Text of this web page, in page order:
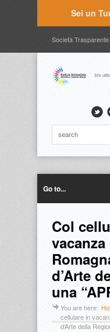
Sei un
Società Trasparente
Timbrature
Go to...
Col
d’Arte
una
You are here:
cellulare in
d’Arte della